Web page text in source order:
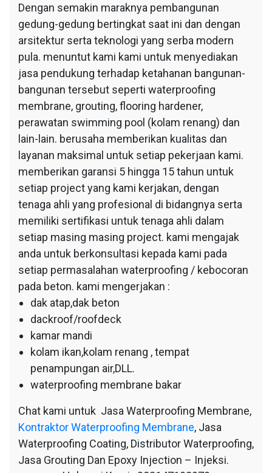
Dengan semakin maraknya pembangunan
gedung-gedung bertingkat saat ini dan dengan
arsitektur serta teknologi yang serba modern
pula. menuntut kami kami untuk menyediakan
jasa pendukung terhadap ketahanan bangunan-
bangunan tersebut seperti waterproofing
membrane, grouting, flooring hardener,
perawatan swimming pool (kolam renang) dan
lain-lain. berusaha memberikan kualitas dan
layanan maksimal untuk setiap pekerjaan kami.
memberikan garansi 5 hingga 15 tahun untuk
setiap project yang kami kerjakan, dengan
tenaga ahli yang profesional di bidangnya serta
memiliki sertifikasi untuk tenaga ahli dalam
setiap masing masing project. kami mengajak
anda untuk berkonsultasi kepada kami pada
setiap permasalahan waterproofing / kebocoran
pada beton. kami mengerjakan :
dak atap,dak beton
dackroof/roofdeck
kamar mandi
kolam ikan,kolam renang , tempat
penampungan air,DLL.
waterproofing membrane bakar
Chat kami untuk Jasa Waterproofing Membrane,
Kontraktor Waterproofing Membrane, Jasa
Waterproofing Coating, Distributor Waterproofing,
Jasa Grouting Dan Epoxy Injection – Injeksi.